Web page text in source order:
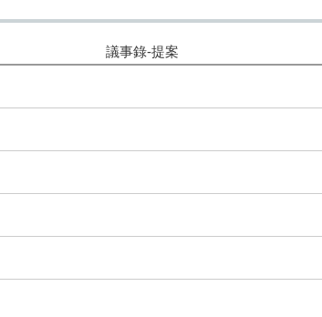
議事錄-提案